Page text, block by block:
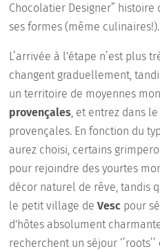
Chocolatier Designer” histoire
ses formes (même culinaires!).
L’arrivée à l'étape n’est plus
changent graduellement,
un territoire de moyennes
provençales , et entrez dans
provençales. En fonction du
aurez choisi, certains
pour rejoindre des yourtes
décor naturel de rêve, tandis
le petit village deVesc pour
d'hôtes absolument
recherchent un séjour